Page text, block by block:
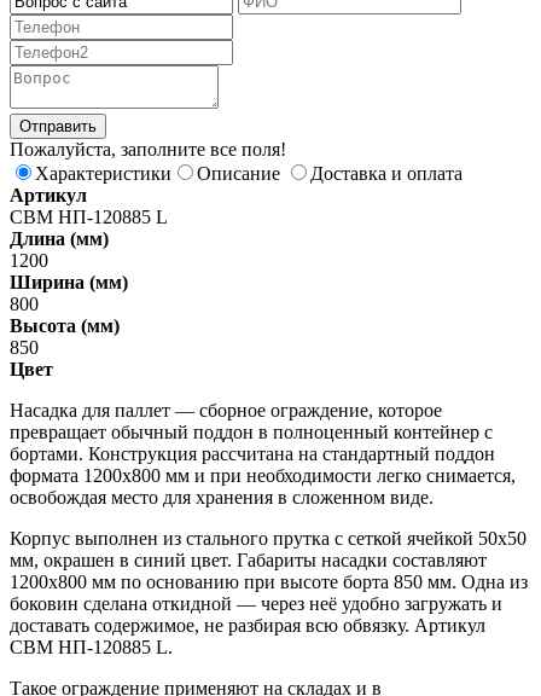
Пожалуйста, заполните все поля!
Характеристики
Описание
Доставка и оплата
Артикул
СВМ НП-120885 L
Длина (мм)
1200
Ширина (мм)
800
Высота (мм)
850
Цвет
Насадка для паллет — сборное ограждение, которое
превращает обычный поддон в полноценный контейнер с
бортами. Конструкция рассчитана на стандартный поддон
формата 1200х800 мм и при необходимости легко снимается,
освобождая место для хранения в сложенном виде.
Корпус выполнен из стального прутка с сеткой ячейкой 50х50
мм, окрашен в синий цвет. Габариты насадки составляют
1200х800 мм по основанию при высоте борта 850 мм. Одна из
боковин сделана откидной — через неё удобно загружать и
доставать содержимое, не разбирая всю обвязку. Артикул
СВМ НП-120885 L.
Такое ограждение применяют на складах и в